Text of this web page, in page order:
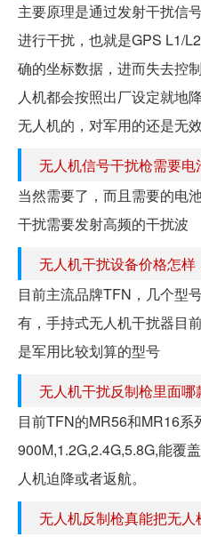
主要原理是通过发射干扰信
进行干扰，也就是GPS L1/
确的坐标数据，进而失去控
人机都会按照出厂设定就地
无人机的，对军用的还是无效
无人机信号干扰枪需要电
当然需要了，而且需要的电
干扰需要发射高频的干扰波
无人机干扰设备价格怎样
目前主流品牌TFN，几个型
有，手持式无人机干扰器目
是军用比较划算的型号
无人机干扰反制枪里面哪
目前TFN的MR56和MR16系
900M,1.2G,2.4G,5.8G,能覆
人机迫降或者返航。
无人机反制枪真能把无人